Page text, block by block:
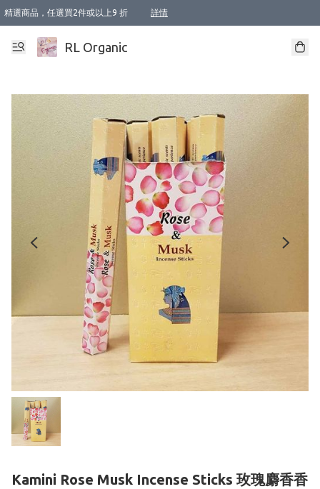
精選商品，任選買2件或以上9 折 詳情
XI周年優惠【新品自由選2件88折/3件85折】
XI周年優惠【Chakra 脈輪平衡自由選2件9折/3件85折/5件8折】
Florame 肌底自由選 2支9折 3支85折
XI周年優惠【蟲蟲退散 · 防衛結界﹞系列2件9折】
Sunki 任選2件95折
BIOFFICINA TOSCANA 任選2支9折 3支85折
Lamav 任選1件9折 2件85折
Mukti Organics 指定產品任選1件9折, 2件88折 3件85折
Intelligent Nutrients Skincare 任選2件9折
deodorant 任選2件88折
化妝品 任選2件95折
XI周年優惠【身心靈單品 任選2件9折/3件85折/5件8折】
XI周年優惠 【精油/香水 任選2件9折/3件85折/5件8折】
XI周年優惠【「關節到肌膚」全效養護 BODY OIL 組2件88折/3件85折】
XI周年優惠【夏日有機物理防曬套裝2件88折】
XI周年優惠【夏日潔面隨意選2件88折/3件85折】
XI周年優惠【逆齡奇蹟抗氧 11 自由選2件88折/3件85折/4件或以上8折】
新會員首次購物即享全單 95 折優惠！
成為VIP / VVIP 可享有生日月現金扣減獎賞優惠 !! 記得去賬户資料填上生日日期啦 !
選用順豐速運，滿$500 免運費
本地速遞 京東 送住宅/ 工商地址 $400 免運費
澳門訂單選用順豐速運，滿$800 免運費
RL Organic
Kamini Rose Musk Incense Sticks 玫瑰麝香香